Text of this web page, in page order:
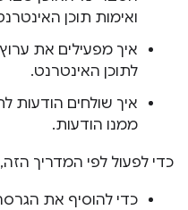
ואימות תוכן
איך מפעילים את
לתוכן האינטרנט.
איך שולחים הודעות
ממנו הודעות.
כדי לפעול לפי המדריך
כדי להוסיף את